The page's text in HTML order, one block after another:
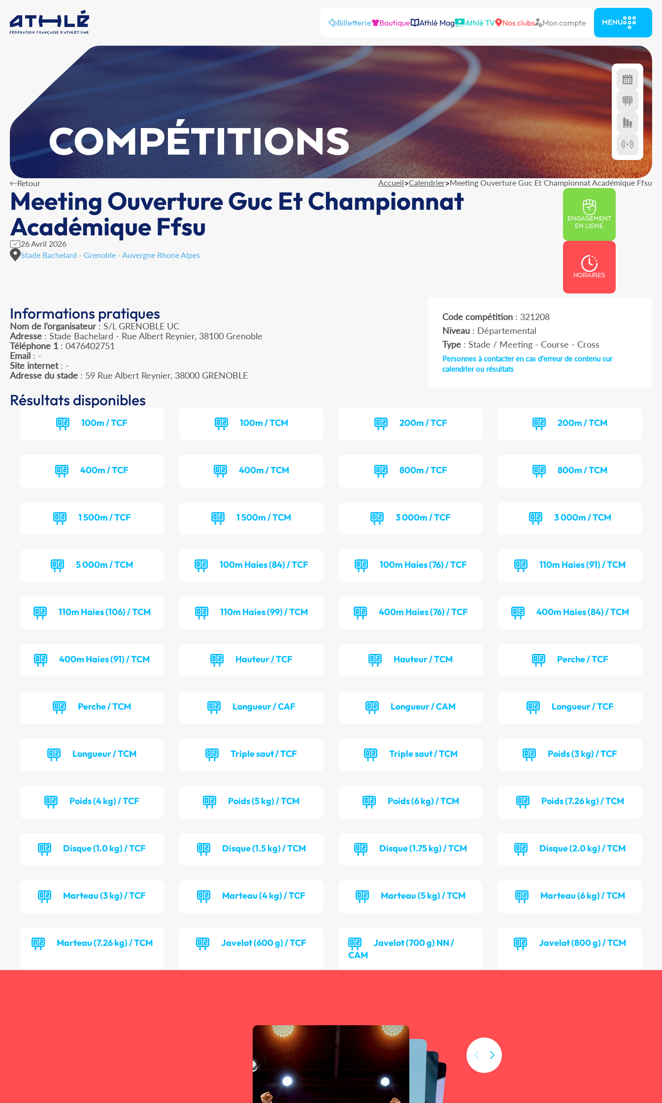
Billetterie Boutique Athlé Mag Athlé TV Nos clubs Mon compte MENU
COMPÉTITIONS
Retour Accueil>Calendrier>Meeting Ouverture Guc Et Championnat Académique Ffsu
Meeting Ouverture Guc Et Championnat
Académique Ffsu
26 Avril 2026
Stade Bachelard - Grenoble - Auvergne Rhone Alpes
ENGAGEMENT
EN LIGNE
HORAIRES
Informations pratiques
Nom de l’organisateur : S/L GRENOBLE UC
Adresse : Stade Bachelard - Rue Albert Reynier, 38100 Grenoble
Téléphone 1 : 0476402751
Email : -
Site internet: -
Adresse du stade : 59 Rue Albert Reynier, 38000 GRENOBLE
Code compétition: 321208
Niveau: Départemental
Type: Stade / Meeting - Course - Cross
Personnes à contacter en cas d'erreur de contenu sur
calendrier ou résultats
Résultats disponibles
100m / TCF 100m / TCM 200m / TCF 200m / TCM
400m / TCF 400m / TCM 800m / TCF 800m / TCM
1 500m / TCF 1 500m / TCM 3 000m / TCF 3 000m / TCM
5 000m / TCM 100m Haies (84) / TCF 100m Haies (76) / TCF 110m Haies (91) / TCM
110m Haies (106) / TCM 110m Haies (99) / TCM 400m Haies (76) / TCF 400m Haies (84) / TCM
400m Haies (91) / TCM Hauteur / TCF Hauteur / TCM Perche / TCF
Perche / TCM Longueur / CAF Longueur / CAM Longueur / TCF
Longueur / TCM Triple saut / TCF Triple saut / TCM Poids (3 kg) / TCF
Poids (4 kg) / TCF Poids (5 kg) / TCM Poids (6 kg) / TCM Poids (7.26 kg) / TCM
Disque (1.0 kg) / TCF Disque (1.5 kg) / TCM Disque (1.75 kg) / TCM Disque (2.0 kg) / TCM
Marteau (3 kg) / TCF Marteau (4 kg) / TCF Marteau (5 kg) / TCM Marteau (6 kg) / TCM
Marteau (7.26 kg) / TCM Javelot (600 g) / TCF
Javelot (700 g) NN /
CAM
Javelot (800 g) / TCM